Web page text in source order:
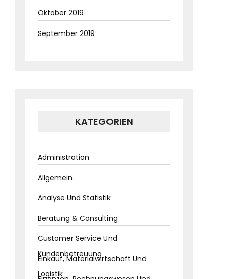
Oktober 2019
September 2019
KATEGORIEN
Administration
Allgemein
Analyse Und Statistik
Beratung & Consulting
Customer Service Und
Kundenbetreuung
Einkauf, Materialwirtschaft Und
Logistik